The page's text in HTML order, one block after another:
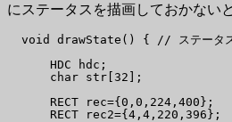
にステータスを描画しておかない
void drawState() { // ステータ
      HDC hdc;
      char str[32];
      RECT rec={0,0,224,400};
      RECT rec2={4,4,220,396};